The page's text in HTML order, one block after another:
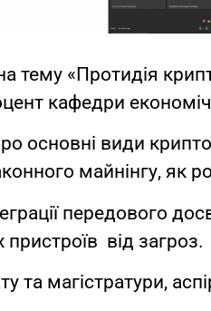
тему «Протидія
кафедри
основні види
майнінгу, як
передового
від загроз.
та магістратури,